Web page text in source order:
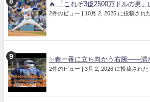
🔥 「これぞ3億2500万ドルの男」
2件のビュー 10月 2, 2025 に投稿され
✨春一番に立ち向かう右腕——清
2件のビュー 3月 2, 2026 に投稿された